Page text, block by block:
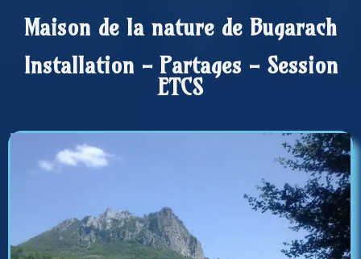
Maison de la nature de Bugarach
Installation - Partages - Session
ETCS